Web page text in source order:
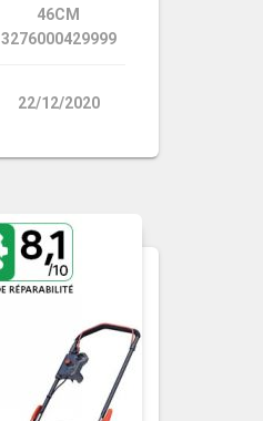
46CM
3276000429999
22/12/2020